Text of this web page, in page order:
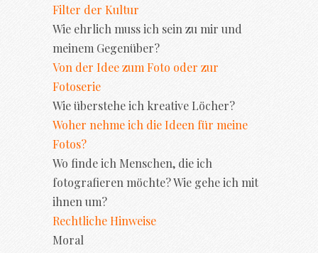
Filter der Kultur
Wie ehrlich muss ich sein zu mir und
meinem Gegenüber?
Von der Idee zum Foto oder zur
Fotoserie
Wie überstehe ich kreative Löcher?
Woher nehme ich die Ideen für meine
Fotos?
Wo finde ich Menschen, die ich
fotografieren möchte? Wie gehe ich mit
ihnen um?
Rechtliche Hinweise
Moral